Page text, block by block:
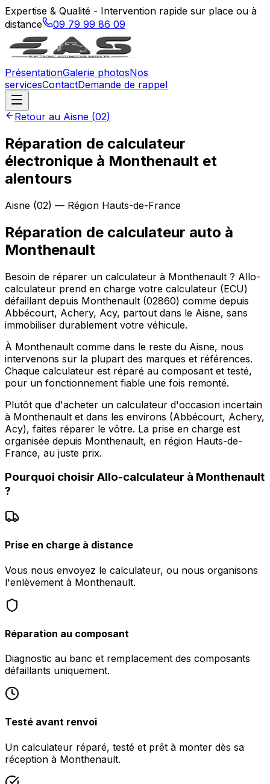
Expertise & Qualité - Intervention rapide sur place ou à
distance
09 79 99 86 09
PrésentationGalerie photosNos
servicesContactDemande de rappel
Retour au Aisne (02)
Réparation de calculateur
électronique à Monthenault et
alentours
Aisne (02) — Région Hauts-de-France
Réparation de calculateur auto à
Monthenault
Besoin de réparer un calculateur à Monthenault ? Allo-
calculateur prend en charge votre calculateur (ECU)
défaillant depuis Monthenault (02860) comme depuis
Abbécourt, Achery, Acy, partout dans le Aisne, sans
immobiliser durablement votre véhicule.
À Monthenault comme dans le reste du Aisne, nous
intervenons sur la plupart des marques et références.
Chaque calculateur est réparé au composant et testé,
pour un fonctionnement fiable une fois remonté.
Plutôt que d'acheter un calculateur d'occasion incertain
à Monthenault et dans les environs (Abbécourt, Achery,
Acy), faites réparer le vôtre. La prise en charge est
organisée depuis Monthenault, en région Hauts-de-
France, au juste prix.
Pourquoi choisir Allo-calculateur à Monthenault
?
Prise en charge à distance
Vous nous envoyez le calculateur, ou nous organisons
l'enlèvement à Monthenault.
Réparation au composant
Diagnostic au banc et remplacement des composants
défaillants uniquement.
Testé avant renvoi
Un calculateur réparé, testé et prêt à monter dès sa
réception à Monthenault.